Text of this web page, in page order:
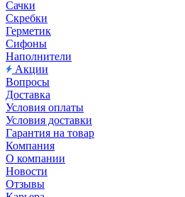
Сачки
Скребки
Герметик
Сифоны
Наполнители
Акции
Вопросы
Доставка
Условия оплаты
Условия доставки
Гарантия на товар
Компания
О компании
Новости
Отзывы